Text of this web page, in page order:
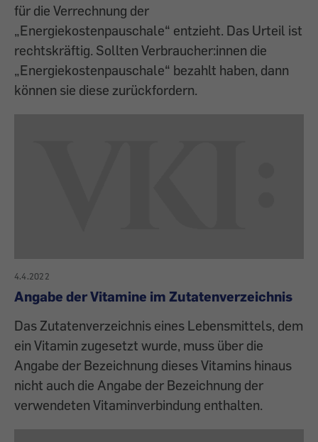
für die Verrechnung der
„Energiekostenpauschale“ entzieht. Das Urteil ist
rechtskräftig. Sollten Verbraucher:innen die
„Energiekostenpauschale“ bezahlt haben, dann
können sie diese zurückfordern.
4.4.2022
Angabe der Vitamine im Zutatenverzeichnis
Das Zutatenverzeichnis eines Lebensmittels, dem
ein Vitamin zugesetzt wurde, muss über die
Angabe der Bezeichnung dieses Vitamins hinaus
nicht auch die Angabe der Bezeichnung der
verwendeten Vitaminverbindung enthalten.